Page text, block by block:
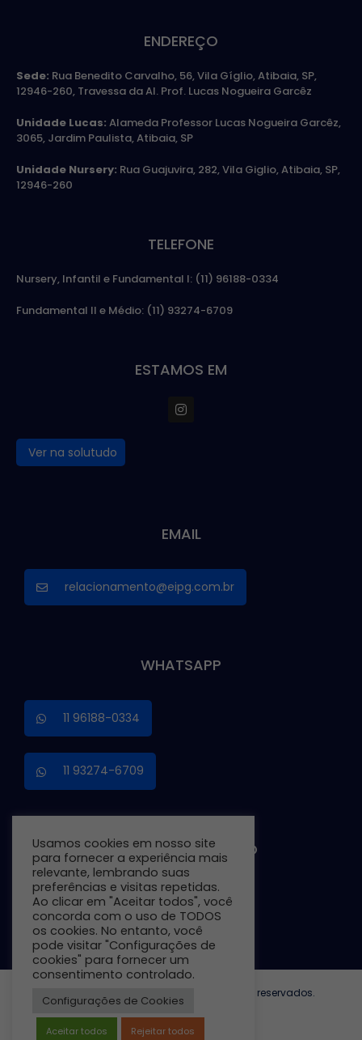
ENDEREÇO
Sede: Rua Benedito Carvalho, 56, Vila Gíglio, Atibaia, SP,
12946-260, Travessa da Al. Prof. Lucas Nogueira Garcêz
Unidade Lucas: Alameda Professor Lucas Nogueira Garcêz,
3065, Jardim Paulista, Atibaia, SP
Unidade Nursery: Rua Guajuvira, 282, Vila Giglio, Atibaia, SP,
12946-260
TELEFONE
Nursery, Infantil e Fundamental I: (11) 96188-0334
Fundamental II e Médio: (11) 93274-6709
ESTAMOS EM
Ver na solutudo
EMAIL
relacionamento@eipg.com.br
WHATSAPP
11 96188-0334
11 93274-6709
TRABALHE CONOSCO
Preencha o Formulário
© Copyright 2026 - EIPG. Todos os direitos reservados.
Usamos cookies em nosso site
para fornecer a experiência mais
relevante, lembrando suas
preferências e visitas repetidas.
Ao clicar em "Aceitar todos", você
concorda com o uso de TODOS
os cookies. No entanto, você
pode visitar "Configurações de
cookies" para fornecer um
consentimento controlado.
Configurações de Cookies
Aceitar todos Rejeitar todos